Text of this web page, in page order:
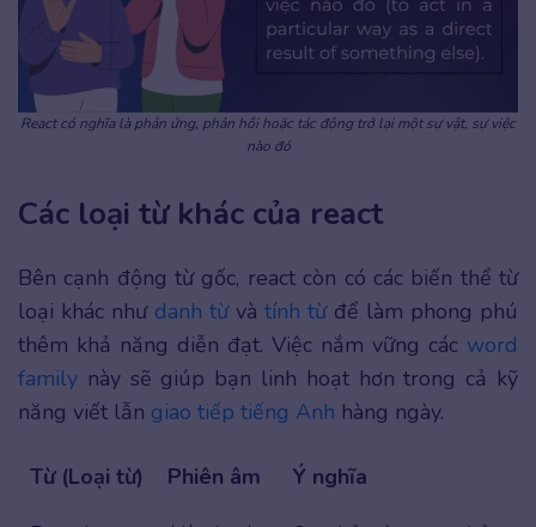
React có nghĩa là phản ứng, phản hồi hoặc tác động trở lại một sự vật, sự việc
nào đó
Các loại từ khác của react
Bên cạnh động từ gốc, react còn có các biến thể từ
loại khác như danh từvà tính từđể làm phong phú
thêm khả năng diễn đạt. Việc nắm vững các word
family này sẽ giúp bạn linh hoạt hơn trong cả kỹ
năng viết lẫn giao tiếp tiếng Anh hàng ngày.
Từ (Loại từ) Phiên âm
Ý nghĩa